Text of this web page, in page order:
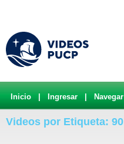
Inicio Ingresar Navegar
Videos por Etiqueta: 90